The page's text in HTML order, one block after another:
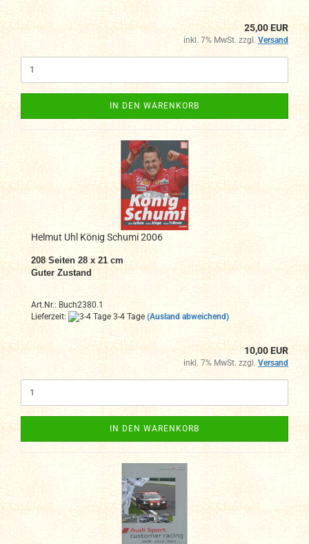
25,00 EUR
inkl. 7% MwSt. zzgl. Versand
IN DEN WARENKORB
Helmut Uhl König Schumi 2006
208 Seiten 28 x 21 cm
Guter Zustand
Art.Nr.: Buch2380.1
Lieferzeit:
3-4 Tage (Ausland abweichend)
10,00 EUR
inkl. 7% MwSt. zzgl. Versand
IN DEN WARENKORB